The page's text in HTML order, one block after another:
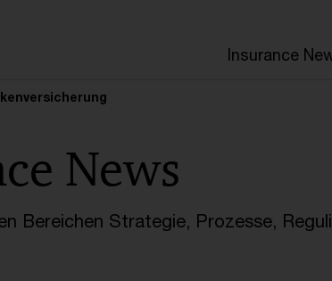
Insurance
News
Bereichen Strategie, Prozesse,